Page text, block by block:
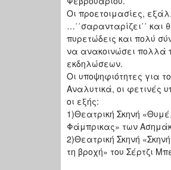
Οι προετοιμασίες,
…΄΄σαρανταρίζει΄΄ και
πυρετώδεις και πολύ
να ανακοινώσει πολλά
εκδηλώσεων.
Οι υποψηφιότητες για
Αναλυτικά, οι φετινές
οι εξής:
1)Θεατρική Σκηνή
Φάμπρικας» των
2)Θεατρική Σκηνή
τη βροχή» του Σέρτζι